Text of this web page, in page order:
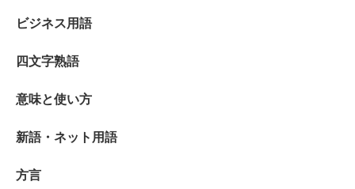
ビジネス用語
四文字熟語
意味と使い方
新語・ネット用語
方言